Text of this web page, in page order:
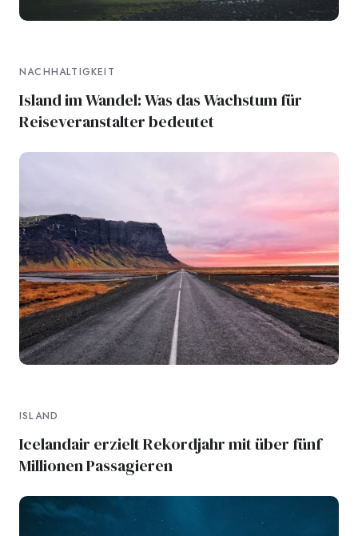
NACHHALTIGKEIT
Island im Wandel: Was das Wachstum für
Reiseveranstalter bedeutet
ISLAND
Icelandair erzielt Rekordjahr mit über fünf
Millionen Passagieren